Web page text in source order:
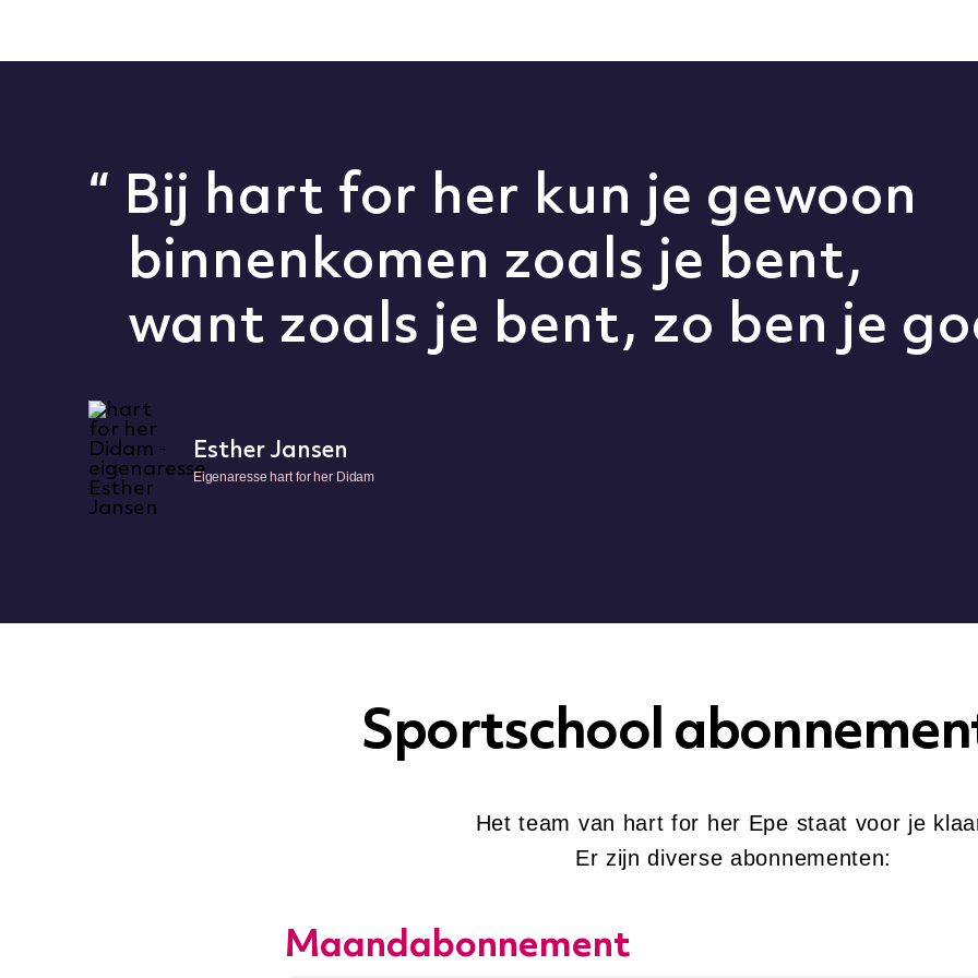
“ Bij hart for her kun je gewoon
binnenkomen zoals je bent,
want zoals je bent, zo ben je
Esther Jansen
Eigenaresse hart for her Didam
Sportschool
Het team van hart for her Epe staat voor je
Er zijn diverse abonnementen:
Maandabonnement